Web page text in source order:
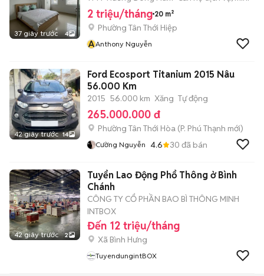
37 giây trước 4
2 triệu/tháng 20 m²
Phường Tân Thới Hiệp
AAnthony Nguyễn
42 giây trước 14
Ford Ecosport Titanium 2015 Nâu
56.000 Km
2015 56.000 km Xăng Tự động
265.000.000 đ
Phường Tân Thới Hòa (P. Phú Thạnh mới)
Cường Nguyễn 4.6 30 đã bán
42 giây trước 2
Tuyển Lao Động Phổ Thông ở Bình
Chánh
CÔNG TY CỔ PHẦN BAO BÌ THÔNG MINH
INTBOX
Đến 12 triệu/tháng
Xã Bình Hưng
TuyendungintBOX